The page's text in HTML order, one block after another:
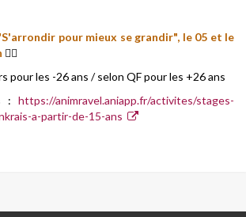
pour mieux se grandir", le 05 et le
🧘‍♀️
pour les -26 ans / selon QF pour les +26 ans
: https://animravel.aniapp.fr/activites/stages-
a-partir-de-15-ans